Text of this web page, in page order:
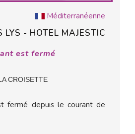
Méditerranéenne
LYS - HOTEL MAJESTIC
est fermé
CROISETTE
fermé depuis le courant de